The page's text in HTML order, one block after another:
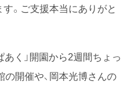
。ご支援本当にありがと
く」開園から2週間ちょっ
開催や、岡本光博さんの